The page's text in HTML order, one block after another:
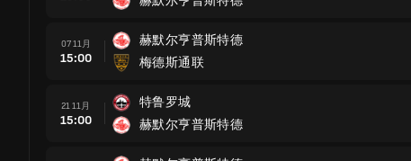
07 11月
15:00
赫默尔亨普斯特德
梅德斯通联
21 11月
15:00
特鲁罗城
赫默尔亨普斯特德